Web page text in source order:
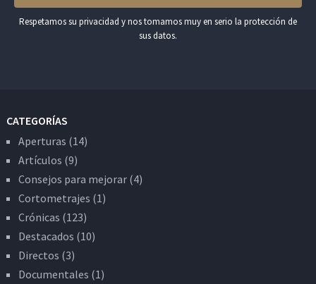
Respetamos su privacidad y nos tomamos muy en serio la protección de
sus datos.
CATEGORÍAS
Aperturas (14)
Artículos (9)
Consejos para mejorar(4)
Cortometrajes (1)
Crónicas (123)
Destacados (10)
Directos (3)
Documentales (1)